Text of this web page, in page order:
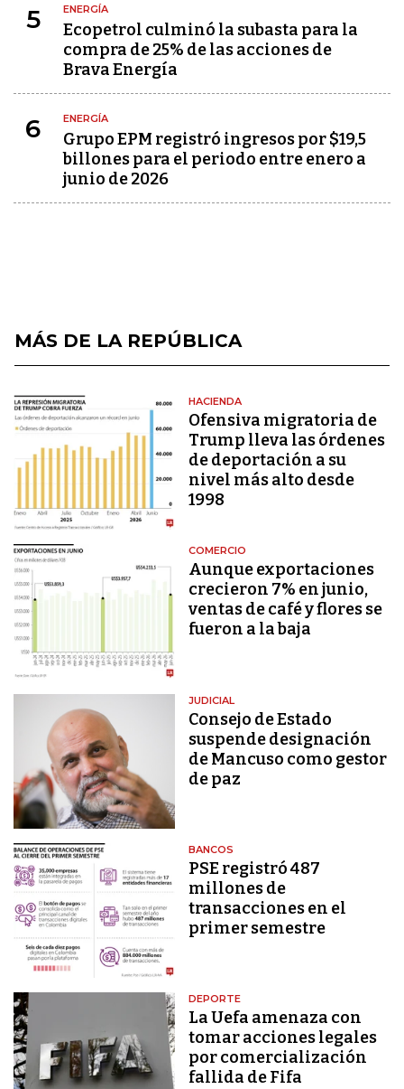
5 ENERGÍA
Ecopetrol culminó la subasta para la
compra de 25% de las acciones de
Brava Energía
6 ENERGÍA
Grupo EPM registró ingresos por $19,5
billones para el periodo entre enero a
junio de 2026
MÁS DE LA REPÚBLICA
HACIENDA
Ofensiva migratoria de
Trump lleva las órdenes
de deportación a su
nivel más alto desde
1998
COMERCIO
Aunque exportaciones
crecieron 7% en junio,
ventas de café y flores se
fueron a la baja
JUDICIAL
Consejo de Estado
suspende designación
de Mancuso como gestor
de paz
BANCOS
PSE registró 487
millones de
transacciones en el
primer semestre
DEPORTE
La Uefa amenaza con
tomar acciones legales
por comercialización
fallida de Fifa